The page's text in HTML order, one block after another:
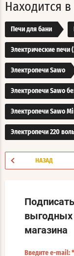
Находится
Печи для бани
Электрические печи
Электропечи Sawo
Электропечи Sawo
Электропечи Sawo
Электропечи 220
НАЗАД
выгодных
магазина
Введите e-mail: *